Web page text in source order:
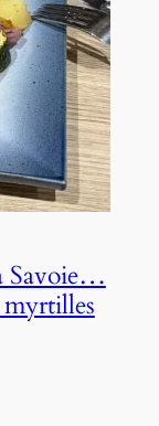
Savoie…
myrtilles